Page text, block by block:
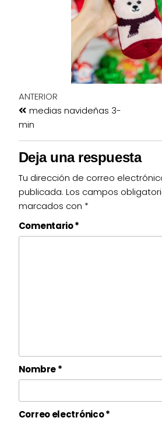
ANTERIOR
medias navideñas 3-
min
Deja una respuesta
Tu dirección de correo
publicada. Los campos
marcados con *
Comentario*
Nombre*
Correo electrónico*